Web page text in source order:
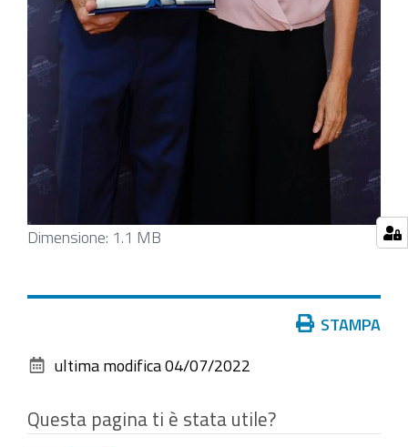
Clicca
dimensioni
Dimensione: 1.1 MB
documento
STAMPA
ultima modifica 04/07/2022
Questa pagina ti è stata utile?